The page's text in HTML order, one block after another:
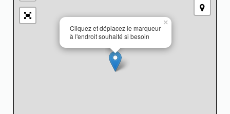
Cliquez et déplacez le marqueur
à l'endroit souhaité si besoin
×